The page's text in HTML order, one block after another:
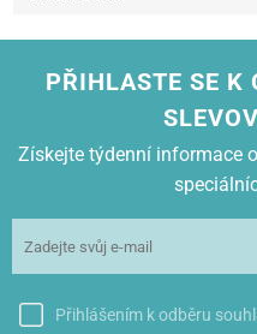
PŘIHLASTE SE K
Získejte týdenní informace
Přihlášením k odběru